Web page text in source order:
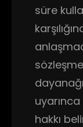
süre
hakkı